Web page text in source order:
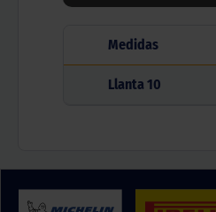
Medidas
Llanta10